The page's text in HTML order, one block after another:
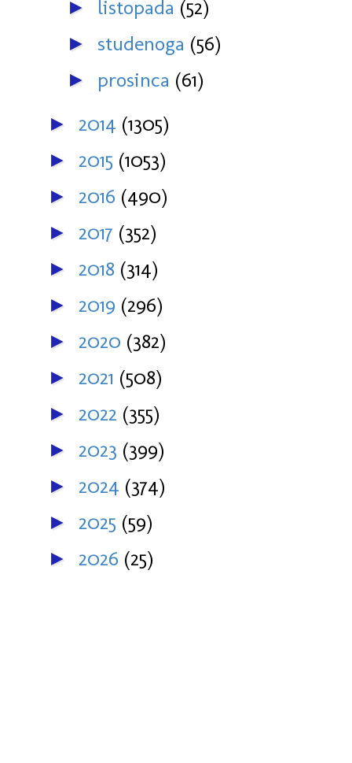
► listopada (52)
► studenoga (56)
► prosinca (61)
► 2014 (1305)
► 2015 (1053)
► 2016 (490)
► 2017 (352)
► 2018 (314)
► 2019 (296)
► 2020 (382)
► 2021 (508)
► 2022 (355)
► 2023 (399)
► 2024 (374)
► 2025 (59)
► 2026 (25)